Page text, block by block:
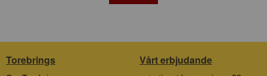
Torebrings Vårt erbjudande